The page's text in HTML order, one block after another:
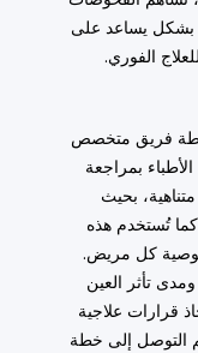
بشكل يساعد على
الفوري.
فريق متخصص
بمراجعة
بحيث
تُستخدم هذه
كل مريض.
تأثر العين
قرارات علاجية
التوصل إلى خطة